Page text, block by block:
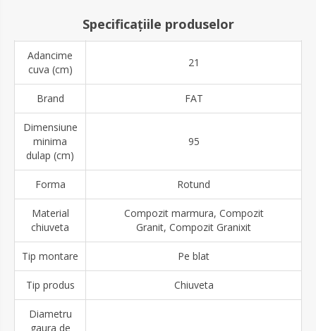
Specificațiile produselor
Adancime
cuva (cm)
21
Brand FAT
Dimensiune
minima
dulap (cm)
95
Forma Rotund
Material
chiuveta
Compozit marmura, Compozit
Granit, Compozit Granixit
Tip montare Pe blat
Tip produs Chiuveta
Diametru
gaura de